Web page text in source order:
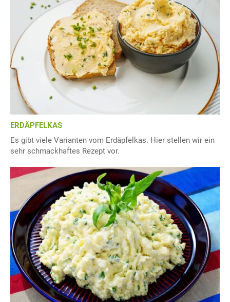
ERDÄPFELKAS
Es gibt viele Varianten vom Erdäpfelkas. Hier stellen wir ein
sehr schmackhaftes Rezept vor.